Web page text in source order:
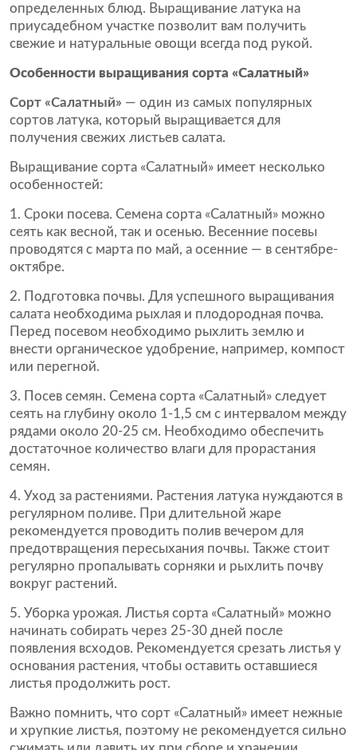
определенных блюд. Выращивание латука на
приусадебном участке позволит вам получить
свежие и натуральные овощи всегда под рукой.
Особенности выращивания сорта «Салатный»
Сорт «Салатный» — один из самых популярных
сортов латука, который выращивается для
получения свежих листьев салата.
Выращивание сорта «Салатный» имеет несколько
особенностей:
Сроки посева. Семена сорта «Салатный» можно
сеять как весной, так и осенью. Весенние посевы
проводятся с марта по май, а осенние — в сентябре-
октябре.
Подготовка почвы. Для успешного выращивания
салата необходима рыхлая и плодородная почва.
Перед посевом необходимо рыхлить землю и
внести органическое удобрение, например, компост
или перегной.
Посев семян. Семена сорта «Салатный» следует
сеять на глубину около 1-1,5 см с интервалом между
рядами около 20-25 см. Необходимо обеспечить
достаточное количество влаги для прорастания
семян.
Уход за растениями. Растения латука нуждаются в
регулярном поливе. При длительной жаре
рекомендуется проводить полив вечером для
предотвращения пересыхания почвы. Также стоит
регулярно пропалывать сорняки и рыхлить почву
вокруг растений.
Уборка урожая. Листья сорта «Салатный» можно
начинать собирать через 25-30 дней после
появления всходов. Рекомендуется срезать листья у
основания растения, чтобы оставить оставшиеся
листья продолжить рост.
Важно помнить, что сорт «Салатный» имеет нежные
и хрупкие листья, поэтому не рекомендуется сильно